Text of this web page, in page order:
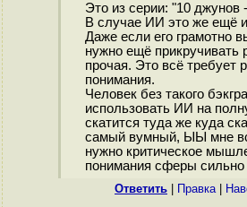
Это из серии: "10 джунов
В случае ИИ это же ещё
Даже если его грамотно
нужно ещё прикручивать
прочая. Это всё требует
понимания.
Человек без такого
использовать ИИ на
скатится туда же куда
самый вумный, ЫЫ мне
нужно критическое
понимания сферы сильно
Ответить Правка|